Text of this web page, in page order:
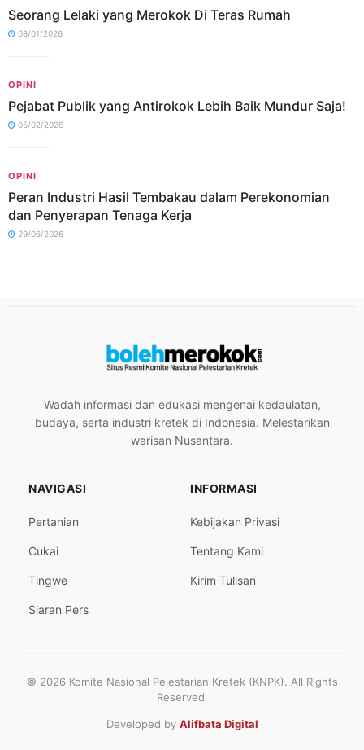
Seorang Lelaki yang Merokok Di Teras Rumah
08/01/2026
OPINI
Pejabat Publik yang Antirokok Lebih Baik Mundur Saja!
05/02/2026
OPINI
Peran Industri Hasil Tembakau dalam Perekonomian
dan Penyerapan Tenaga Kerja
29/06/2026
Wadah informasi dan edukasi mengenai kedaulatan,
budaya, serta industri kretek di Indonesia. Melestarikan
warisan Nusantara.
NAVIGASI
Pertanian
Cukai
Tingwe
Siaran Pers
INFORMASI
Kebijakan Privasi
Tentang Kami
Kirim Tulisan
© 2026 Komite Nasional Pelestarian Kretek (KNPK). All Rights
Reserved.
Developed by Alifbata Digital